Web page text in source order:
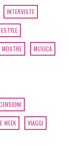
INTERVISTE
MOSTRE MUSICA
WEEK VIAGGI